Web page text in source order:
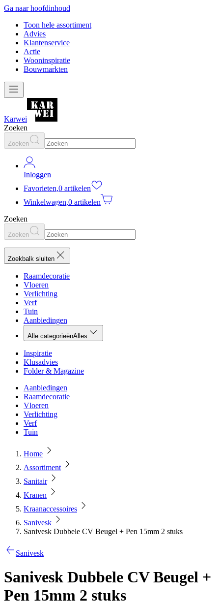
Ga naar hoofdinhoud
Toon hele assortiment
Advies
Klantenservice
Actie
Wooninspiratie
Bouwmarkten
Karwei
Zoeken
Zoeken
Inloggen
Favorieten,0 artikelen
Winkelwagen,0 artikelen
Zoeken
Zoeken
Zoekbalk sluiten
Raamdecoratie
Vloeren
Verlichting
Verf
Tuin
Aanbiedingen
Alle categorieënAlles
Inspiratie
Klusadvies
Folder & Magazine
Aanbiedingen
Raamdecoratie
Vloeren
Verlichting
Verf
Tuin
Home
Assortiment
Sanitair
Kranen
Kraanaccessoires
Sanivesk
Sanivesk Dubbele CV Beugel + Pen 15mm 2 stuks
Sanivesk
Sanivesk Dubbele CV Beugel +
Pen 15mm 2 stuks